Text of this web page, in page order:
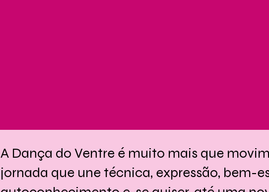
A Dança do Ventre é muito mais que
jornada que une técnica, expressão, bem-